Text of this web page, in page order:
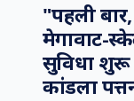
"पहली
मेगावाट-
सुविधा शुरू
कांडला